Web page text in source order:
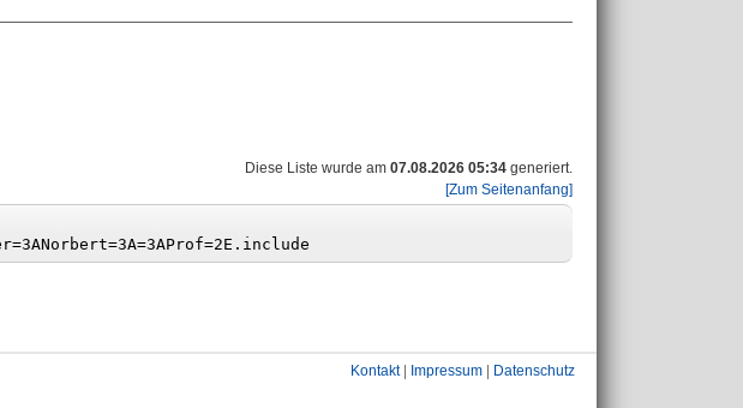
Diese Liste wurde am 07.08.2026 05:34 generiert.
[Zum Seitenanfang]
Kontakt| Impressum Datenschutz